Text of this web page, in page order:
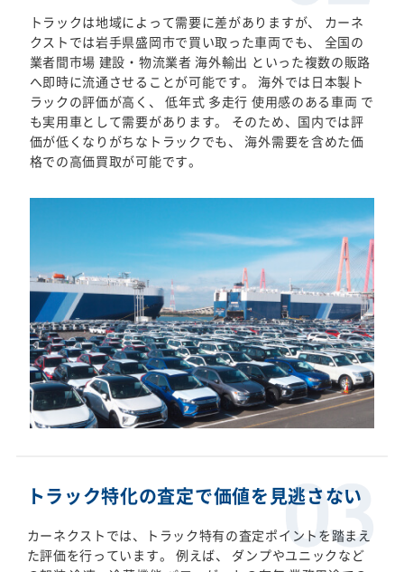
トラックは地域によって需要に差がありますが、 カーネ
クストでは岩手県盛岡市で買い取った車両でも、 全国の
業者間市場 建設・物流業者 海外輸出 といった複数の販路
へ即時に流通させることが可能です。 海外では日本製ト
ラックの評価が高く、 低年式 多走行 使用感のある車両 で
も実用車として需要があります。 そのため、国内では評
価が低くなりがちなトラックでも、 海外需要を含めた価
格での高価買取が可能です。
トラック特化の査定で価値を見逃さない
カーネクストでは、トラック特有の査定ポイントを踏まえ
た評価を行っています。 例えば、 ダンプやユニックなど